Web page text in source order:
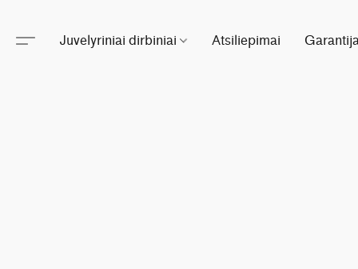
Juvelyriniai dirbiniai Atsiliepimai